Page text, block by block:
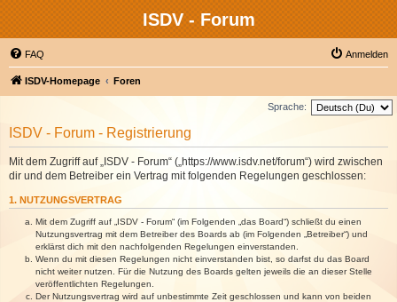
ISDV - Forum
FAQ Anmelden
ISDV-Homepage Foren
Sprache:
ISDV - Forum - Registrierung
Mit dem Zugriff auf „ISDV - Forum“ („https://www.isdv.net/forum“) wird zwischen
dir und dem Betreiber ein Vertrag mit folgenden Regelungen geschlossen:
1. NUTZUNGSVERTRAG
Mit dem Zugriff auf „ISDV - Forum“ (im Folgenden „das Board“) schließt du einen
Nutzungsvertrag mit dem Betreiber des Boards ab (im Folgenden „Betreiber“) und
erklärst dich mit den nachfolgenden Regelungen einverstanden.
Wenn du mit diesen Regelungen nicht einverstanden bist, so darfst du das Board
nicht weiter nutzen. Für die Nutzung des Boards gelten jeweils die an dieser Stelle
veröffentlichten Regelungen.
Der Nutzungsvertrag wird auf unbestimmte Zeit geschlossen und kann von beiden